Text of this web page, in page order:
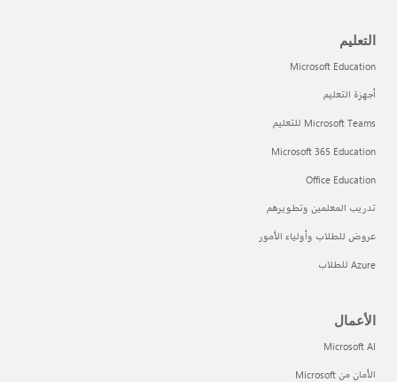
التعليم
Microsoft Education
أجهزة التعليم
Microsoft Teams للتعليم
Microsoft 365 Education
Office Education
تدريب المعلمين وتطويرهم
عروض للطلاب وأولياء الأمور
Azure للطلاب
الأعمال
Microsoft AI
الأمان من Microsoft